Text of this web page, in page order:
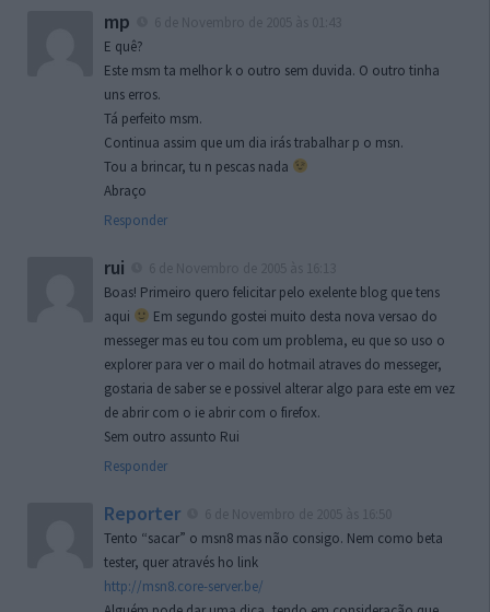
mp
E quê?
Este msm ta melhor k o outro sem duvida. O outro tinha
uns erros.
Tá perfeito msm.
Continua assim que um dia irás trabalhar p o msn.
Tou a brincar, tu n pescas nada
Abraço
Responder
rui
Boas! Primeiro quero felicitar pelo exelente blog que tens
aqui
Em segundo gostei muito desta nova versao do
messeger mas eu tou com um problema, eu que so uso o
explorer para ver o mail do hotmail atraves do messeger,
gostaria de saber se e possivel alterar algo para este em vez
de abrir com o ie abrir com o firefox.
Sem outro assunto Rui
Responder
Reporter
Tento “sacar” o msn8 mas não consigo. Nem como beta
tester, quer através ho link
http://msn8.core-server.be/